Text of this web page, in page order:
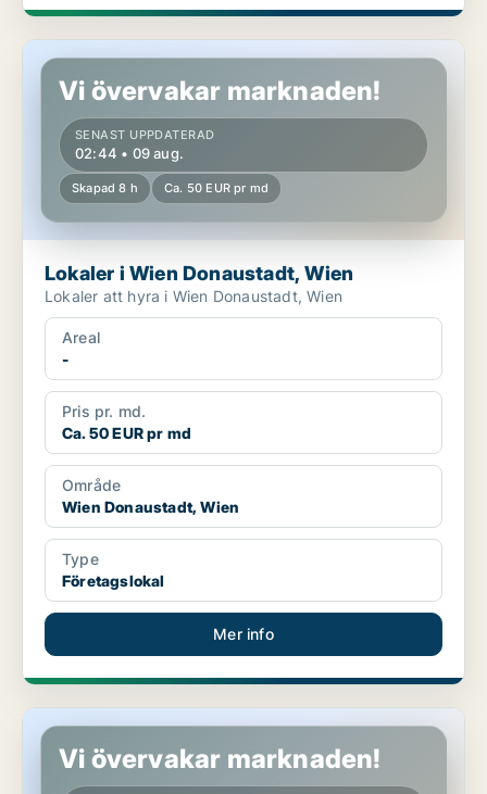
Lokaler i Wien Donaustadt, Wien
Vi övervakar marknaden!
SENAST UPPDATERAD
02:44 • 09 aug.
Skapad 8 h Ca. 50 EUR pr md
Lokaler i Wien Donaustadt, Wien
Lokaler att hyra i Wien Donaustadt, Wien
Areal
-
Pris pr. md.
Ca. 50 EUR pr md
Område
Wien Donaustadt, Wien
Type
Företagslokal
Mer info
Lokaler i Wien Leopoldstadt, Wien
Vi övervakar marknaden!